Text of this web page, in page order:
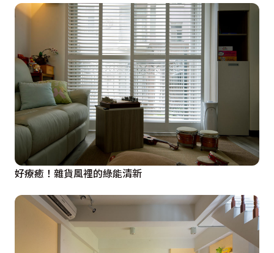
好療癒！雜貨風裡的綠能清新